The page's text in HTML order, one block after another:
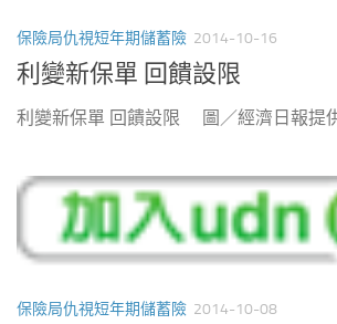
保險局仇視短年期儲蓄險 2014-10-16
利變新保單 回饋設限
利變新保單 回饋設限 圖／經濟日報提供
保險局仇視短年期儲蓄險 2014-10-08